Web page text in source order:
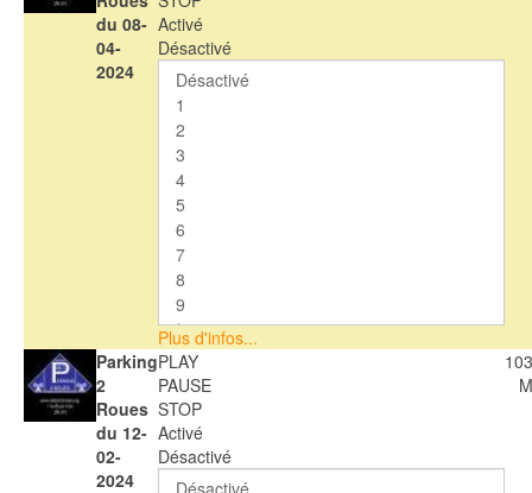
du 08-
04-
2024
Activé
Désactivé
Plus d'infos...
Parking
2
Roues
du 12-
02-
2024
PLAY
PAUSE
STOP
Activé
Désactivé